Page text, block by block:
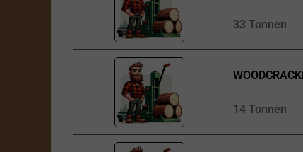
33 Tonnen
14 Tonnen